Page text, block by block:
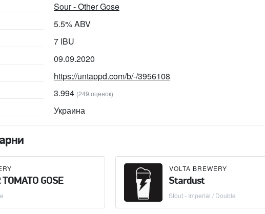
Sour - Other Gose
5.5% ABV
7 IBU
09.09.2020
https://untappd.com/b/-/3956108
3.994 (249 оценок)
Украина
GOSE
VOLTA BREWERY
Stardust
Stout - Imperial / Double